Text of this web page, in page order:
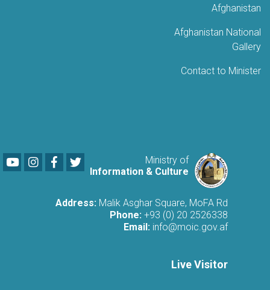
Afghanistan
Afghanistan National
Gallery
Contact to Minister
Ministry of
Information & Culture
YoutubeLinkedIn
Facebook
Address: Malik Asghar Square, MoFA Rd
Phone: +93 (0) 20 2526338
Email: info@moic.gov.af
Live Visitor